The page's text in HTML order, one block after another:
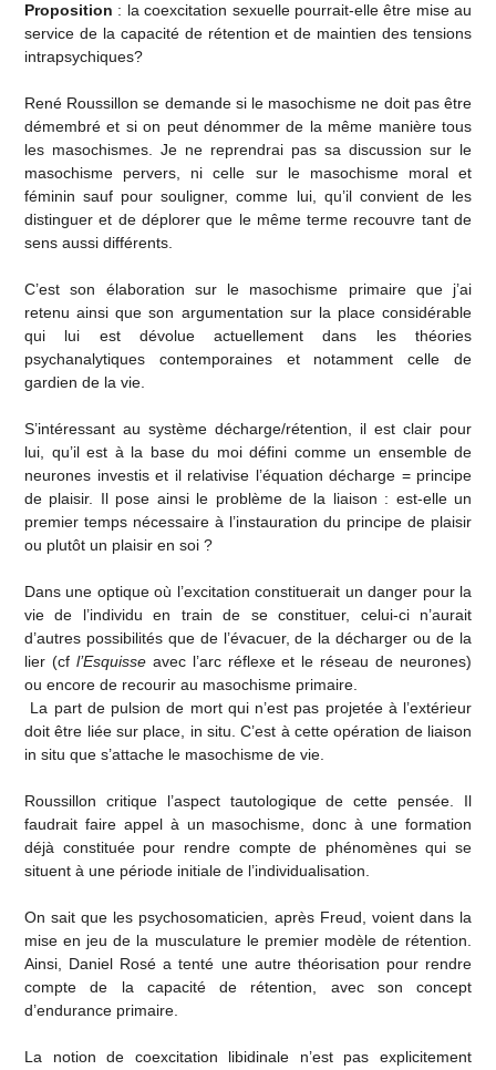
Proposition : la coexcitation sexuelle pourrait-elle être mise au
service de la capacité de rétention et de maintien des tensions
intrapsychiques?
René Roussillon se demande si le masochisme ne doit pas être
démembré et si on peut dénommer de la même manière tous
les masochismes. Je ne reprendrai pas sa discussion sur le
masochisme pervers, ni celle sur le masochisme moral et
féminin sauf pour souligner, comme lui, qu’il convient de les
distinguer et de déplorer que le même terme recouvre tant de
sens aussi différents.
C’est son élaboration sur le masochisme primaire que j’ai
retenu ainsi que son argumentation sur la place considérable
qui lui est dévolue actuellement dans les théories
psychanalytiques contemporaines et notamment celle de
gardien de la vie.
S’intéressant au système décharge/rétention, il est clair pour
lui, qu’il est à la base du moi défini comme un ensemble de
neurones investis et il relativise l’équation décharge = principe
de plaisir. Il pose ainsi le problème de la liaison : est-elle un
premier temps nécessaire à l’instauration du principe de plaisir
ou plutôt un plaisir en soi ?
Dans une optique où l’excitation constituerait un danger pour la
vie de l’individu en train de se constituer, celui-ci n’aurait
d’autres possibilités que de l’évacuer, de la décharger ou de la
lier (cf l’Esquisseavec l’arc réflexe et le réseau de neurones)
ou encore de recourir au masochisme primaire.
La part de pulsion de mort qui n’est pas projetée à l’extérieur
doit être liée sur place, in situ. C’est à cette opération de liaison
in situ que s’attache le masochisme de vie.
Roussillon critique l’aspect tautologique de cette pensée. Il
faudrait faire appel à un masochisme, donc à une formation
déjà constituée pour rendre compte de phénomènes qui se
situent à une période initiale de l’individualisation.
On sait que les psychosomaticien, après Freud, voient dans la
mise en jeu de la musculature le premier modèle de rétention.
Ainsi, Daniel Rosé a tenté une autre théorisation pour rendre
compte de la capacité de rétention, avec son concept
d’endurance primaire.
La notion de coexcitation libidinale n’est pas explicitement